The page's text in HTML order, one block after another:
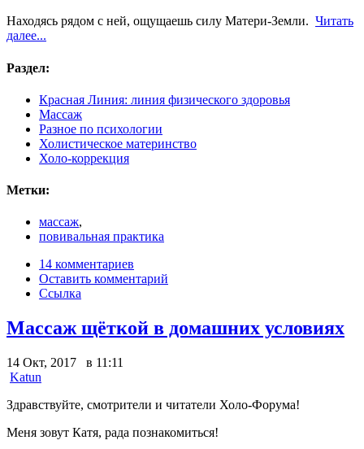
Находясь рядом с ней, ощущаешь силу Матери-Земли. Читать
далее...
Раздел:
Красная Линия: линия физического здоровья
Массаж
Разное по психологии
Холистическое материнство
Холо-коррекция
Метки:
массаж,
повивальная практика
14 комментариев
Оставить комментарий
Ссылка
Массаж щёткой в домашних условиях
14 Окт, 2017 в 11:11
Katun
Здравствуйте, смотрители и читатели Холо-Форума!
Меня зовут Катя, рада познакомиться!